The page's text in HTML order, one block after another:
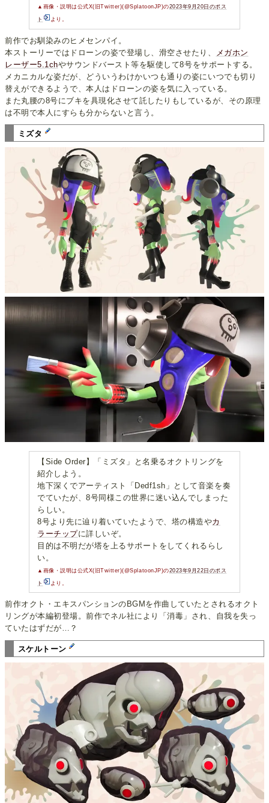
▲画像・説明は公式X(旧Twitter)(@SplatoonJP)の2023年9月20日のポス
ト より。
前作でお馴染みのヒメセンパイ。
本ストーリーではドローンの姿で登場し、滑空させたり、
メガホン
レーザー5.1chやサウンドバースト等を駆使して8号をサポートする。
メカニカルな姿だが、どういうわけかいつも通りの姿にいつでも切り
替えができるようで、本人はドローンの姿を気に入っている。
また丸腰の8号にブキを具現化させて託したりもしているが、その原理
は不明で本人にすらも分からないと言う。
ミズタ
【Side Order】「ミズタ」と名乗るオクトリングを
紹介しよう。
地下深くでアーティスト「Dedf1sh」として音楽を奏
でていたが、8号同様この世界に迷い込んでしまった
らしい。
8号より先に辿り着いていたようで、塔の構造やカ
ラーチップに詳しいぞ。
目的は不明だが塔を上るサポートをしてくれるらし
い。
▲画像・説明は公式X(旧Twitter)(@SplatoonJP)の2023年9月22日のポス
ト より。
前作オクト・エキスパンションのBGMを作曲していたとされるオクト
リングが本編初登場。前作でネル社により「消毒」され、自我を失っ
ていたはずだが…？
スケルトーン